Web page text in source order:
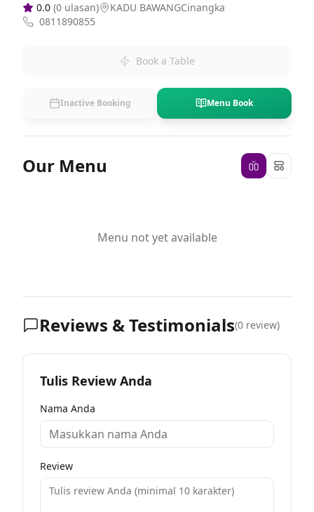
0.0 (0 ulasan)
KADU BAWANGCinangka
0811890855
Book a Table
Inactive Booking Menu Book
Our Menu
Menu not yet available
Reviews & Testimonials(0 review)
Tulis Review Anda
Nama Anda
Review